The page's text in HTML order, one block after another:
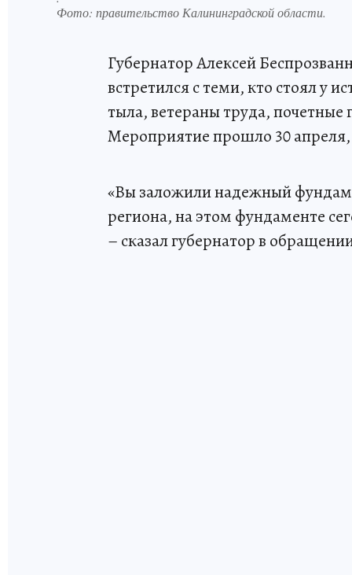
Фото: правительство Калининградской области.
Губернатор Алексей
встретился с теми, кто стоял у
тыла, ветераны труда,
Мероприятие прошло 30
«Вы заложили надежный
региона, на этом фундаменте
– сказал губернатор в